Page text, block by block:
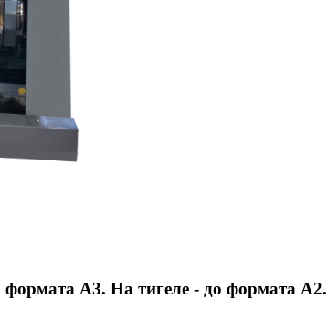
А3. На тигеле - до формата А2.